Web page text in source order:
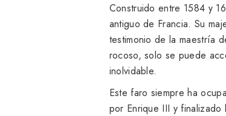
Construido entre 1584 y
antiguo de Francia. Su
testimonio de la maestría
rocoso, solo se puede
inolvidable.
Este faro siempre ha
por Enrique III y